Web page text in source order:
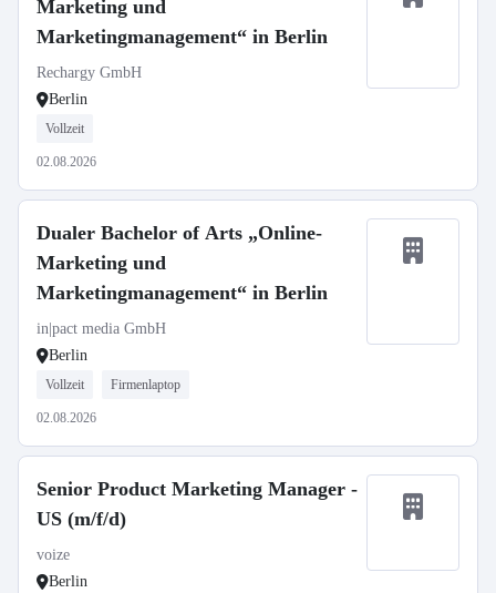
Marketing und
Marketingmanagement“ in Berlin
Rechargy GmbH
Berlin
Vollzeit
02.08.2026
Dualer Bachelor of Arts „Online-
Marketing und
Marketingmanagement“ in Berlin
in|pact media GmbH
Berlin
Vollzeit Firmenlaptop
02.08.2026
Senior Product Marketing Manager -
US (m/f/d)
voize
Berlin